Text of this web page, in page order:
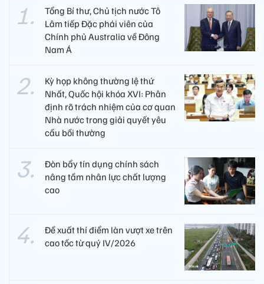
Tổng Bí thư, Chủ tịch nước Tô
Lâm tiếp Đặc phái viên của
Chính phủ Australia về Đông
Nam Á
Kỳ họp không thường lệ thứ
Nhất, Quốc hội khóa XVI: Phân
định rõ trách nhiệm của cơ quan
Nhà nước trong giải quyết yêu
cầu bồi thường
Đòn bẩy tín dụng chính sách
nâng tầm nhân lực chất lượng
cao
Đề xuất thí điểm làn vượt xe trên
cao tốc từ quý IV/2026